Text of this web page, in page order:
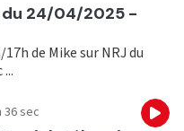
du 24/04/2025 -
de Mike sur NRJ du
36 sec